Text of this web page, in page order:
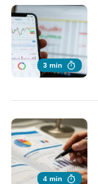
3 min
4 min